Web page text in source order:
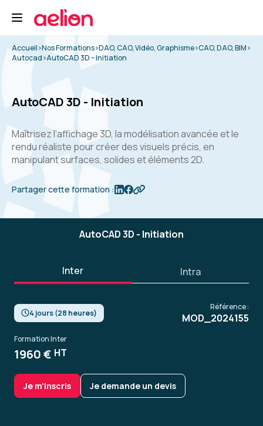
Accueil>Nos Formations>DAO, CAO, Vidéo, Graphisme>CAO, DAO, BIM>
Autocad>AutoCAD 3D – Initiation
AutoCAD 3D - Initiation
Maîtrisez l’affichage 3D, la modélisation avancée et le
rendu réaliste pour créer des visuels précis, en
manipulant surfaces, solides et éléments 2D.
Partager cette formation :
AutoCAD 3D - Initiation
Inter Intra
4 jours (28 heures)
Référence :
MOD_2024155
Formation Inter
1960 € HT
Je m'inscris Je demande un devis